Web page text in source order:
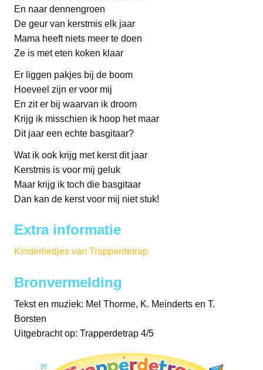
En naar dennengroen
De geur van kerstmis elk jaar
Mama heeft niets meer te doen
Ze is met eten koken klaar
Er liggen pakjes bij de boom
Hoeveel zijn er voor mij
En zit er bij waarvan ik droom
Krijg ik misschien ik hoop het maar
Dit jaar een echte basgitaar?
Wat ik ook krijg met kerst dit jaar
Kerstmis is voor mij geluk
Maar krijg ik toch die basgitaar
Dan kan de kerst voor mij niet stuk!
Extra informatie
Kinderliedjes van Trapperdetrap
Bronvermelding
Tekst en muziek: Mel Thorme, K. Meinderts en T.
Borsten
Uitgebracht op: Trapperdetrap 4/5